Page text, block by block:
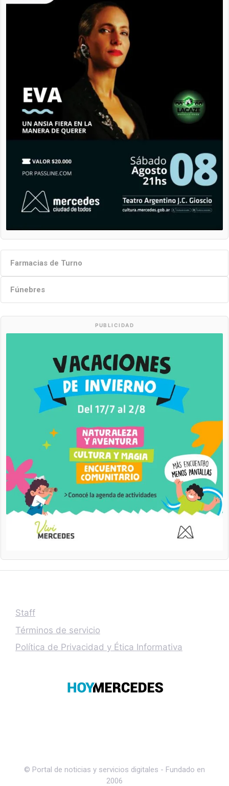
Farmacias de Turno
Fúnebres
PUBLICIDAD
Staff
Términos de servicio
Política de Privacidad y Ética Informativa
© Portal de noticias y servicios digitales - Fundado en
2006